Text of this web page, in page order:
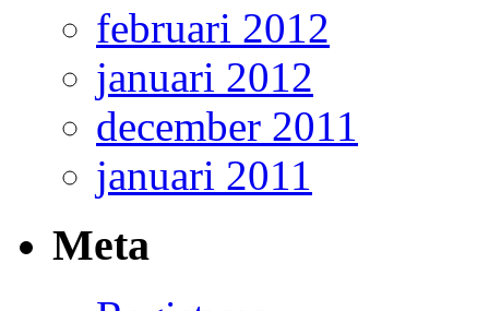
februari 2012
januari 2012
december 2011
januari 2011
Meta